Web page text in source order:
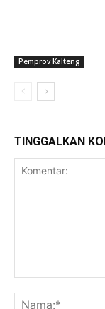
Pemprov Kalteng
TINGGALKAN